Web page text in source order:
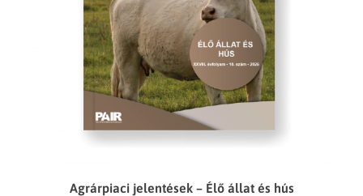
Agrárpiaci jelentések – Élő állat és hús